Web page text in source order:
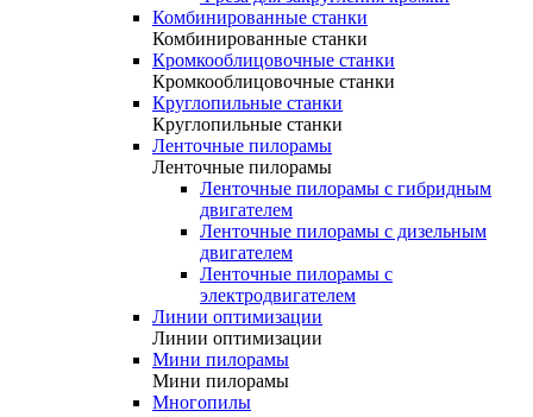
Комбинированные станки
Комбинированные станки
Кромкооблицовочные станки
Кромкооблицовочные станки
Круглопильные станки
Круглопильные станки
Ленточные пилорамы
Ленточные пилорамы
Ленточные пилорамы с гибридным
двигателем
Ленточные пилорамы с дизельным
двигателем
Ленточные пилорамы с
электродвигателем
Линии оптимизации
Линии оптимизации
Мини пилорамы
Мини пилорамы
Многопилы